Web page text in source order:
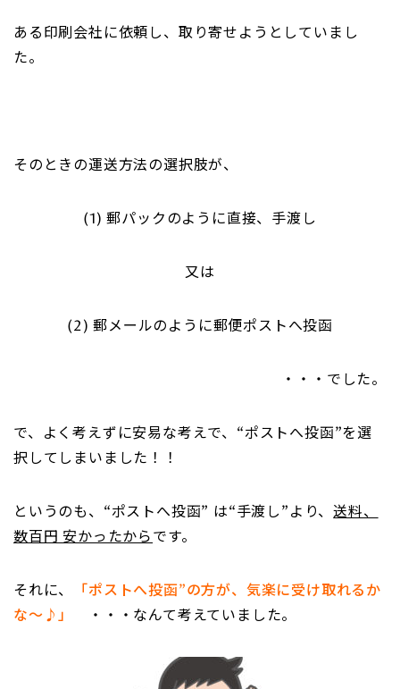
ある印刷会社に依頼し、取り寄せようとしていまし
た。
そのときの運送方法の選択肢が、
(1) 郵パックのように直接、手渡し
又は
(2) 郵メールのように郵便ポストへ投函
・・・でした。
で、よく考えずに安易な考えで、“ポストへ投函”を選
択してしまいました！！
というのも、“ポストへ投函” は“手渡し”より、送料、
数百円 安かったからです。
それに、 「ポストへ投函”の方が、気楽に受け取れるか
な～♪」
・・・なんて考えていました。